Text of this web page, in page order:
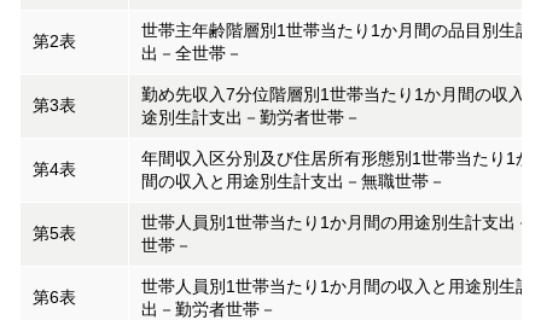
第2表
世帯主年齢階層別1世帯当たり1か月間の品目別生計
出－全世帯－
第3表
勤め先収入7分位階層別1世帯当たり1か月間の収入
途別生計支出－勤労者世帯－
第4表
年間収入区分別及び住居所有形態別1世帯当たり1か
間の収入と用途別生計支出－無職世帯－
第5表
世帯人員別1世帯当たり1か月間の用途別生計支出－
世帯－
第6表
世帯人員別1世帯当たり1か月間の収入と用途別生計
出－勤労者世帯－